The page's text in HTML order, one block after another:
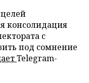
консолидация
с
под сомнение
Telegram-